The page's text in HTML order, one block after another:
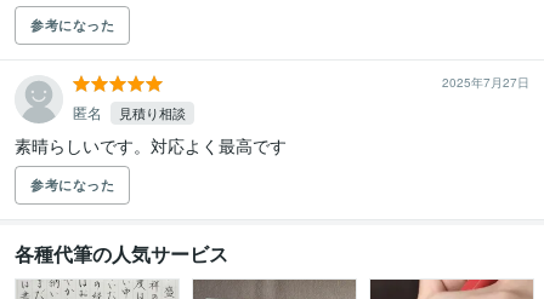
参考になった
2025年7月27日
匿名 見積り相談
素晴らしいです。対応よく最高です
参考になった
各種代筆の人気サービス